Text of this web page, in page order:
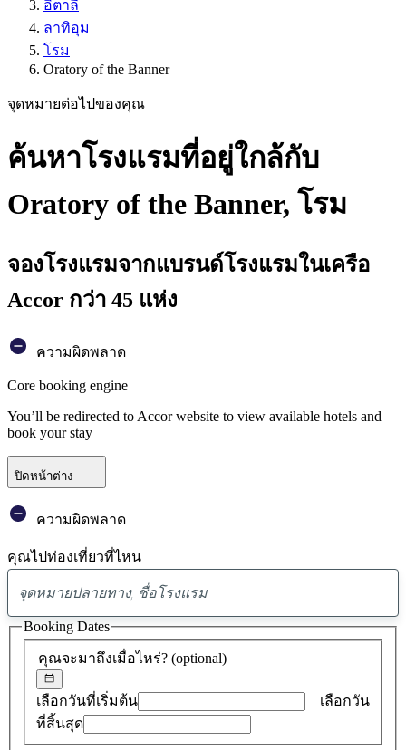
อิตาลี
ลาทิอุม
โรม
Oratory of the Banner
จุดหมายต่อไปของคุณ
ค้นหาโรงแรมที่อยู่ใกล้กับ
Oratory of the Banner, โรม
จองโรงแรมจากแบรนด์โรงแรมในเครือ
Accor กว่า 45 แห่ง
ความผิดพลาด
Core booking engine
You’ll be redirected to Accor website to view available hotels and
book your stay
ปิดหน้าต่าง
ความผิดพลาด
คุณไปท่องเที่ยวที่ไหน
พบ
ข้อ
เสนอ
0
คุณจะมาถึงเมื่อไหร่? (optional)
เลือกวันที่เริ่มต้น
เลือกวัน
ที่สิ้นสุด
Booking Dates